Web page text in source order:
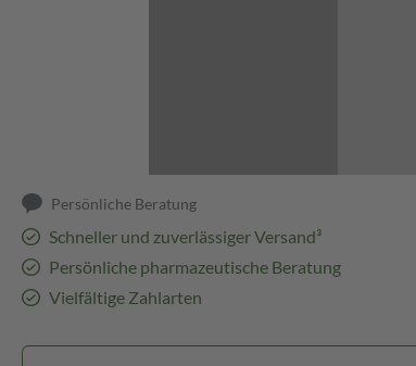
Persönliche Beratung
Schneller und zuverlässiger Versand³
Persönliche pharmazeutische Beratung
Vielfältige Zahlarten